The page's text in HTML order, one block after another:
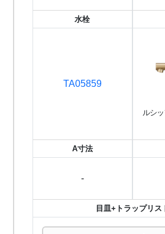
水栓
TA05859
ルシ
A寸法
-
目皿+トラップリス